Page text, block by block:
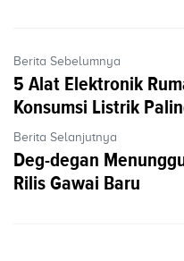
Berita Sebelumnya
5 Alat Elektronik
Konsumsi Listrik
Berita Selanjutnya
Deg-degan
Rilis Gawai Baru